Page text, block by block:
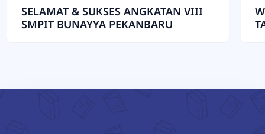
SELAMAT & SUKSES ANGKATAN VIII
SMPIT BUNAYYA PEKANBARU